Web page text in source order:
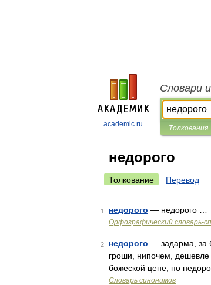
academic.ru
Словари
Толкования
недорого
Толкование Перевод
1 недорого — недорого …
Орфографический словарь-
2 недорого — задарма, за
гроши, нипочем,
божеской цене, по
Словарь синонимов